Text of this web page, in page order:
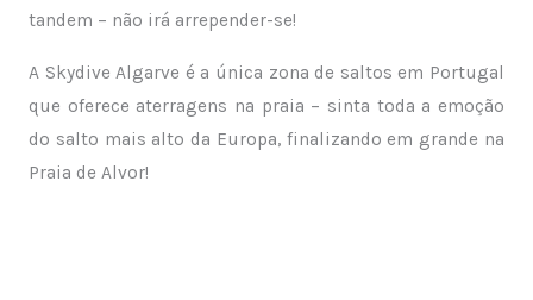
tandem – não irá arrepender-se!
A Skydive Algarve é a única zona de saltos em Portugal
que oferece aterragens na praia – sinta toda a emoção
do salto mais alto da Europa, finalizando em grande na
Praia de Alvor!